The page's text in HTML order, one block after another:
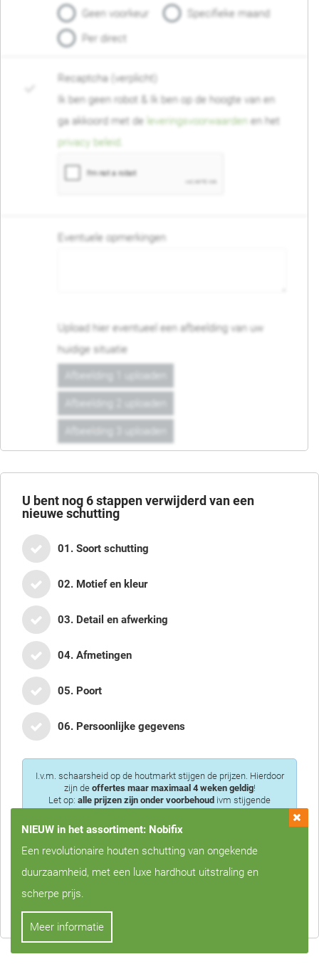
Geen voorkeur
Specifieke maand
Per direct
Recaptcha (verplicht)
Ik ben geen robot & Ik ben op de hoogte van en
ga akkoord met de leveringsvoorwaarden en het
privacy beleid
Eventuele opmerkingen
Upload hier eventueel een afbeelding van uw
huidige situatie
U bent nog6stappen verwijderd van een
nieuwe schutting
01. Soort schutting
02. Motief en kleur
03. Detail en afwerking
04. Afmetingen
05. Poort
06. Persoonlijke gegevens
I.v.m. schaarsheid op de houtmarkt stijgen de prijzen. Hierdoor
zijn de offertes maar maximaal 4 weken geldig!
Let op: alle prijzen zijn onder voorbehoud ivm stijgende
NIEUW in het assortiment: Nobifix
Een revolutionaire houten schutting van ongekende
duurzaamheid, met een luxe hardhout uitstraling en
scherpe prijs.
Meer informatie